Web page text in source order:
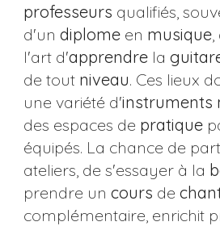
professeurs qualifiés,
d'un diplomeen musique,
l'art d'apprendrela
de tout niveau. Ces lieux
une variété d'instruments
des espaces de pratique
équipés. La chance de
ateliers, de s'essayer à la
prendre un cours de
complémentaire, enrichit